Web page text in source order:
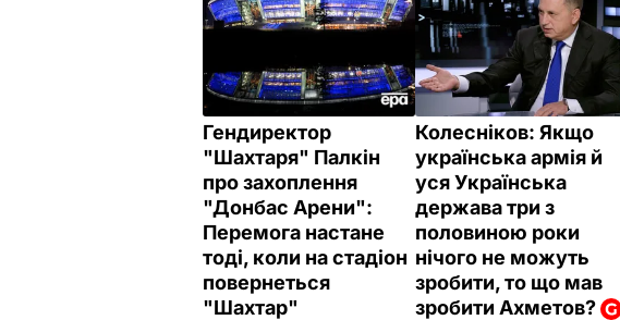
Гендиректор
"Шахтаря" Палкін
про захоплення
"Донбас Арени":
Перемога настане
тоді, коли на стадіон
повернеться
"Шахтар"
Колесніков: Якщо
українська армія й
уся Українська
держава три з
половиною роки
нічого не можуть
зробити, то що мав
зробити Ахметов?